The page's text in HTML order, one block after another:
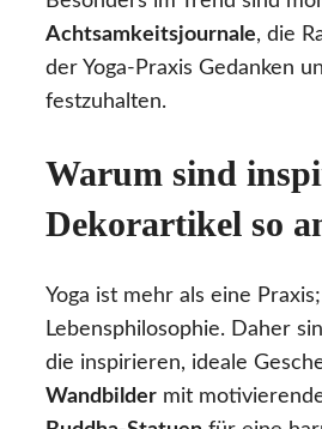
Achtsamkeitsjournale, die
der Yoga-Praxis Gedanken
festzuhalten.
Warum sind
Dekorartikel so
Yoga ist mehr als eine
Lebensphilosophie. Daher
die inspirieren, ideale
Wandbilder mit